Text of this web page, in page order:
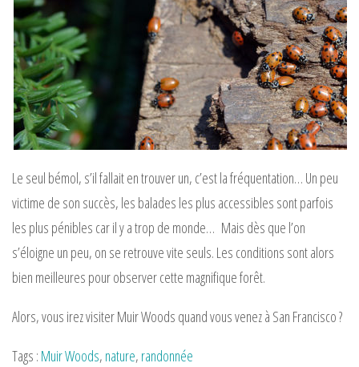
Le seul bémol, s’il fallait en trouver un, c’est la fréquentation… Un peu
victime de son succès, les balades les plus accessibles sont parfois
les plus pénibles car il y a trop de monde… Mais dès que l’on
s’éloigne un peu, on se retrouve vite seuls. Les conditions sont alors
bien meilleures pour observer cette magnifique forêt.
Alors, vous irez visiter Muir Woods quand vous venez à San Francisco ?
Tags : Muir Woods, nature, randonnée